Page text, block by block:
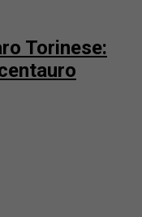
Torinese: